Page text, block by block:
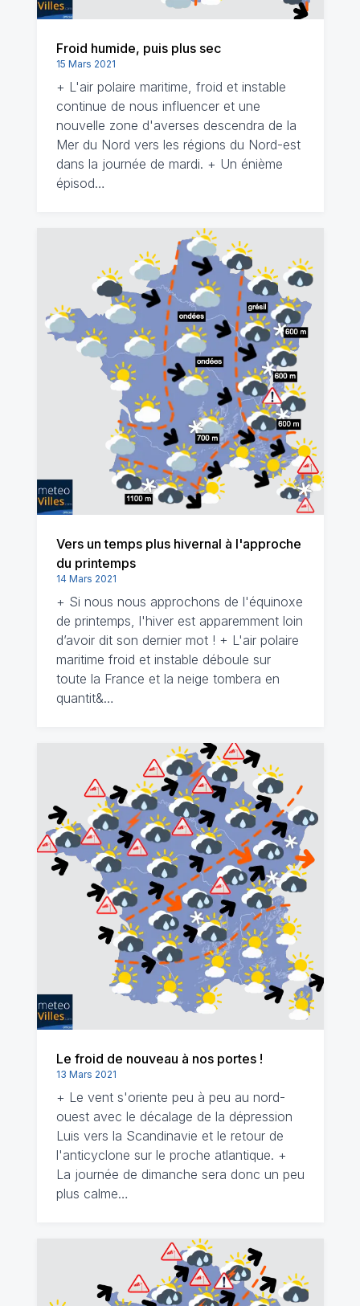
Froid humide, puis plus sec
15 Mars 2021
+ L'air polaire maritime, froid et instable
continue de nous influencer et une
nouvelle zone d'averses descendra de la
Mer du Nord vers les régions du Nord-est
dans la journée de mardi. + Un énième
épisod…
Vers un temps plus hivernal à l'approche
du printemps
14 Mars 2021
+ Si nous nous approchons de l'équinoxe
de printemps, l'hiver est apparemment loin
d’avoir dit son dernier mot ! + L'air polaire
maritime froid et instable déboule sur
toute la France et la neige tombera en
quantit&…
Le froid de nouveau à nos portes !
13 Mars 2021
+ Le vent s'oriente peu à peu au nord-
ouest avec le décalage de la dépression
Luis vers la Scandinavie et le retour de
l'anticyclone sur le proche atlantique. +
La journée de dimanche sera donc un peu
plus calme…